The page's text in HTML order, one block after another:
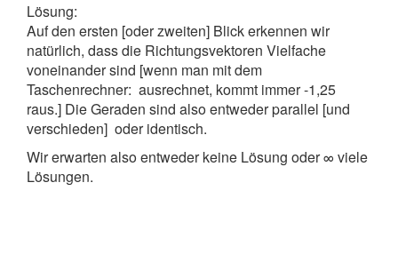
Lösung:
Auf den ersten [oder zweiten] Blick erkennen wir
natürlich, dass die Richtungsvektoren Vielfache
voneinander sind [wenn man mit dem
Taschenrechner: ausrechnet, kommt immer -1,25
raus.] Die Geraden sind also entweder parallel [und
verschieden] oder identisch.
Wir erwarten also entweder keine Lösung oder ∞ viele
Lösungen.